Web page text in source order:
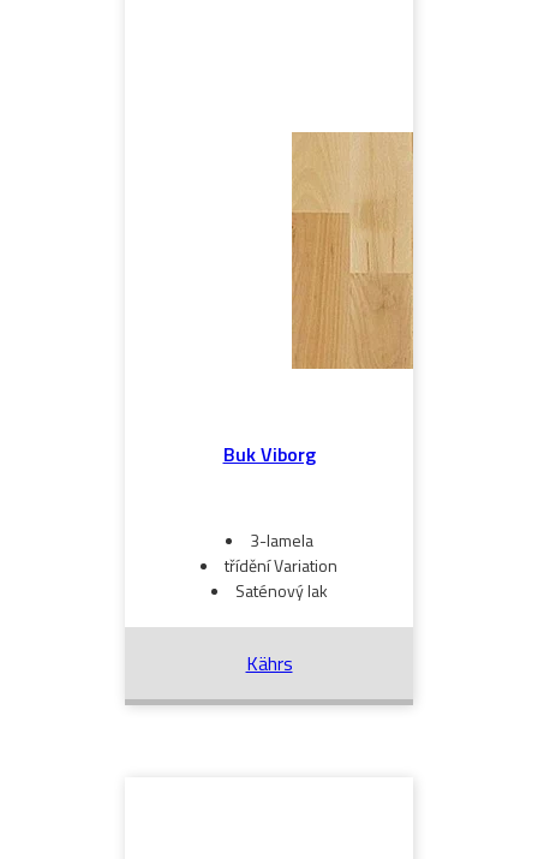
Buk Viborg
3-lamela
třídění Variation
Saténový lak
Kährs